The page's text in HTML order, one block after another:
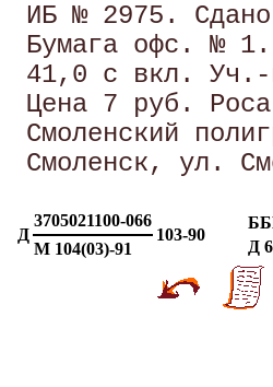
ИБ № 2975.
Бумага офс. №
41,0 с вкл. Уч.-
Цена 7 руб.
Смоленский
Д
3705021100-066
103-90
М 104(03)-91
Д